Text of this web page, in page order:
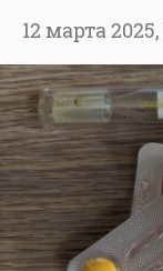
12 марта 2025,